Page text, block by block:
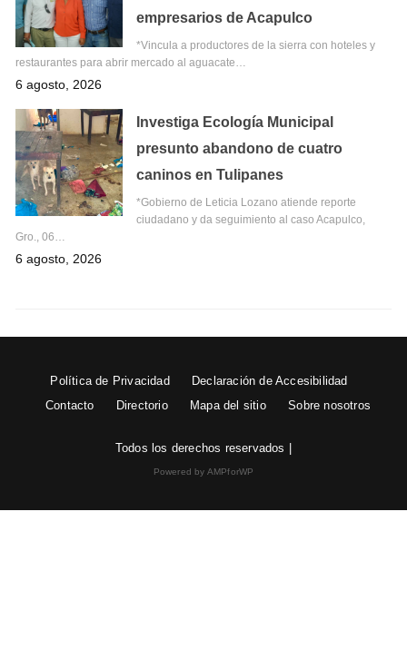
empresarios de Acapulco
*Vincula a productores de la sierra con hoteles y
restaurantes para abrir mercado al aguacate…
6 agosto, 2026
Investiga Ecología Municipal
presunto abandono de cuatro
caninos en Tulipanes
*Gobierno de Leticia Lozano atiende reporte
ciudadano y da seguimiento al caso Acapulco,
Gro., 06…
6 agosto, 2026
Política de Privacidad
Declaración de Accesibilidad
Contacto
Directorio Mapa del sitio Sobre nosotros
Todos los derechos reservados |
Powered by AMPforWP